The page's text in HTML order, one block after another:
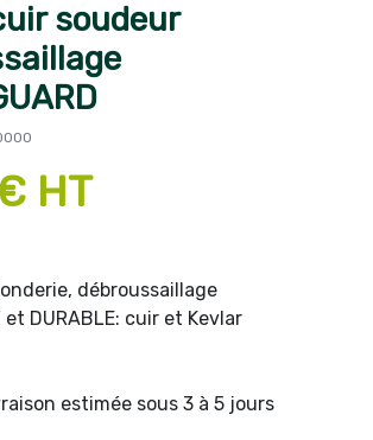
soudeur
HT
débroussaillage
et DURABLE: cuir et Kevlar
estimée sous 3 à 5 jours